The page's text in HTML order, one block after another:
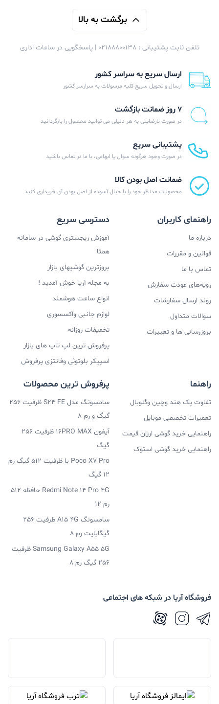
برگشت به بالا
تلفن ثابت پشتیبانی : 02188800138 | پاسخگویی در ساعات اداری
ارسال سریع به سراسر کشور
ارسال و تحویل سریع کلیه مرسولات به سرارسر کشور
۷ روز ضمانت بازگشت
در صورت نارضایتی به هر دلیلی می توانید محصول را بازگردانید
پشتیبانی سریع
در صورت وجود هرگونه سوال یا ابهامی، با ما در تماس باشید
ضمانت اصل بودن کالا
محصولات مدنظر خود را با خیال آسوده از اصل بودن آن خریداری کنید
راهنمای کاربران
درباره ما
قوانین و مقررات
تماس با ما
رویه‌های عودت سفارش
روند ارسال سفارشات
سوالات متداول
بروزرسانی ها و تغییرات
دسترسی سریع
آموزش ریجستری گوشی در سامانه
همتا
بروزترین گوشیهای بازار
به مجله آریا خوش آمدید !
انواع ساعت هوشمند
لوازم جانبی واکسسوری
تخفیفات روزانه
پرفروش ترین لپ تاپ های بازار
اسپیکر بلوتوثی وفانتزی پرفروش
راهنما
تفاوت پک هند وچین وگلوبال
تعمیرات تخصصی موبایل
راهنمایی خرید گوشی ارزان قیمت
راهنمایی خرید گوشی استوک
پرفروش ترین محصولات
سامسونگ مدل S24 FE ظرفیت 256
گیگ و رم 8
آیفون 16PRO MAX ظرفیت 256
گیگ
Poco X7 Pro با ظرفیت 512 گیگ رم
12 گیگ
Redmi Note 14 Pro 4G حافظه 512
رم 12
سامسونگ A15 4G ظرفیت 256
گیگابایت رم 8
Samsung Galaxy A55 5G ظرفیت
256 گیگ رم 8
فروشگاه آریا در شبکه های اجتماعی